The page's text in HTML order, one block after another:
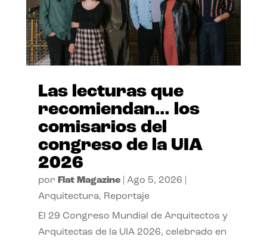
Las lecturas que
recomiendan… los
comisarios del
congreso de la UIA
2026
por Flat Magazine| Ago 5, 2026
Arquitectura, Reportaje
El 29 Congreso Mundial de Arquitectos y
Arquitectas de la UIA 2026, celebrado en